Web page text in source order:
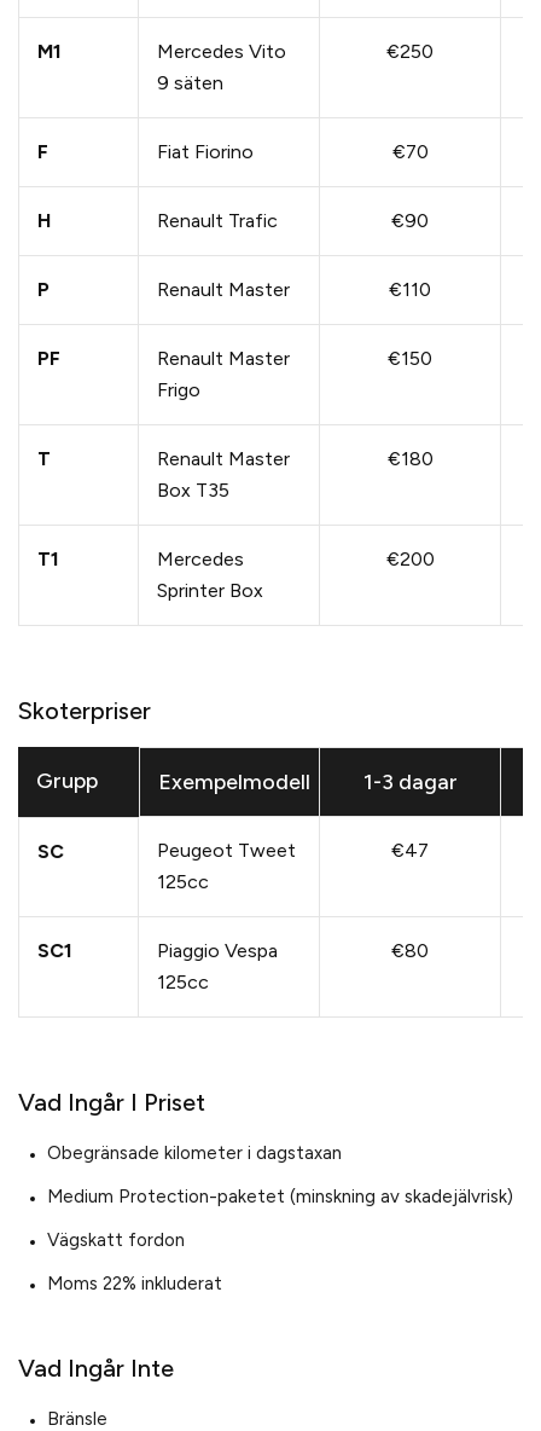
M1
Mercedes Vito
9 säten
€250
F Fiat Fiorino €70
H Renault Trafic €90
P Renault Master €110
PF
Renault Master
Frigo
€150
T
Renault Master
Box T35
€180
T1
Mercedes
Sprinter Box
€200
Skoterpriser
Grupp Exempelmodell 1-3 dagar
SC
Peugeot Tweet
125cc
€47
SC1
Piaggio Vespa
125cc
€80
Vad Ingår I Priset
Obegränsade kilometer i dagstaxan
Medium Protection-paketet (minskning av skadejälvrisk)
Vägskatt fordon
Moms 22% inkluderat
Vad Ingår Inte
Bränsle